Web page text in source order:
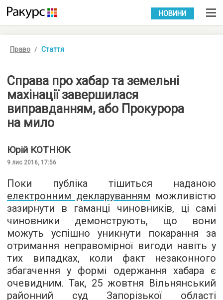
УКР РУС
НОВИНИ
Право Стаття
Справа про хабар та земельні
махінації завершилася
виправданням, або Прокурора
на мило
Юрій КОТНЮК
9 лис 2016, 17:56
Поки публіка тішиться наданою
електронним декларуванням можливістю
зазирнути в гаманці чиновників, ці самі
чиновники демонструють, що вони
можуть успішно уникнути покарання за
отримання неправомірної вигоди навіть у
тих випадках, коли факт незаконного
збагачення у формі одержання хабара є
очевидним. Так, 25 жовтня Вільнянський
районний суд Запорізької області